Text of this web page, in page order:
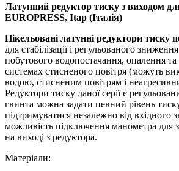
Латунний редуктор тиску з виходом
EUROPRESS, Itap (Італія)
Нікельовані латунні редуктори тиску
для стабілізації і регульованого
побутового водопостачання, опалення
системах стисненого повітря (можуть
водою, стисненим повітрям і
Редуктори тиску даної серії є
гвинта можна задати певний рівень
підтримуватися незалежно від вхідного
можливість підключення манометра для
на виході з редуктора.
Матеріали: